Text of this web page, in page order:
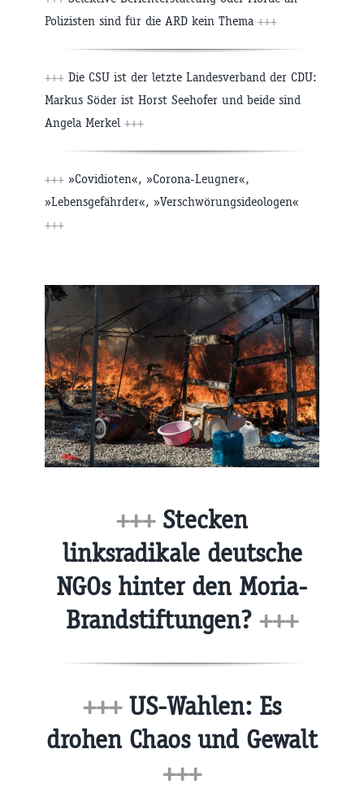
Polizisten sind für die ARD kein Thema +++
+++ Die CSU ist der letzte Landesverband der CDU:
Markus Söder ist Horst Seehofer und beide sind
Angela Merkel +++
+++ »Covidioten«, »Corona-Leugner«,
»Lebensgefährder«, »Verschwörungsideologen«
+++
+++Stecken
linksradikale deutsche
NGOs hinter den Moria-
Brandstiftungen? +++
+++US-Wahlen: Es
drohen Chaos und Gewalt
+++